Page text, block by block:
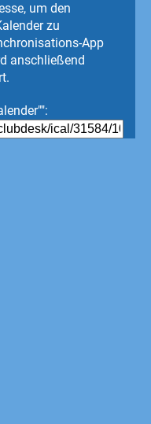
um den
zu
App
anschließend